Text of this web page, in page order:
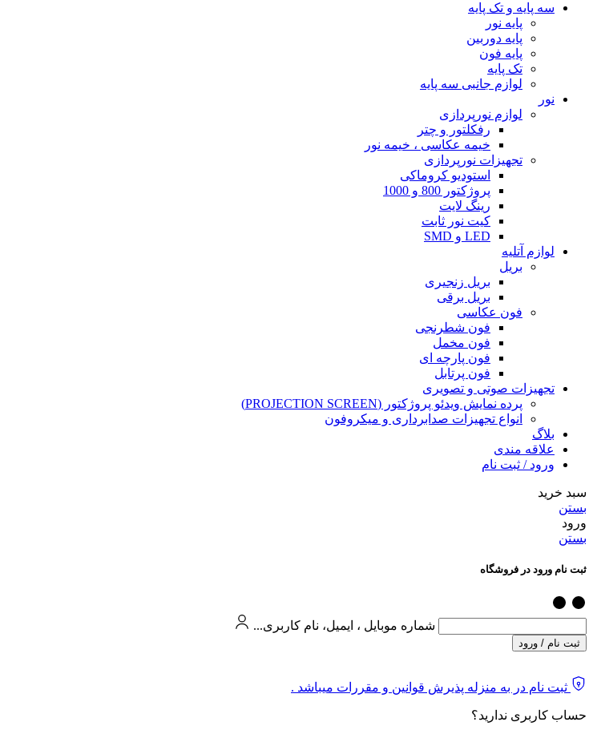
سه پایه و تک پایه
پایه نور
پایه دوربین
پایه فون
تک پایه
لوازم جانبی سه پایه
نور
لوازم نورپردازی
رفکلتور و چتر
خیمه عکاسی ، خیمه نور
تجهیزات نورپردازی
استودیو کروماکی
پروژکتور 800 و 1000
رینگ لایت
کیت نور ثابت
LED و SMD
لوازم آتلیه
بریل
بریل زنجیری
بریل برقی
فون عکاسی
فون شطرنجی
فون مخمل
فون پارچه ای
فون پرتابل
تجهیزات صوتی و تصویری
پرده نمایش ویدئو پروژکتور (PROJECTION SCREEN)
انواع تجهیزات صدابرداری و میکروفون
بلاگ
علاقه مندی
ورود / ثبت نام
سبد خرید
بستن
ورود
بستن
ثبت نام ورود در فروشگاه
شماره موبایل ، ایمیل، نام کاربری...
ثبت نام / ورود
ثبت نام در به منزله پذیرش قوانین و مقررات میباشد .
حساب کاربری ندارید؟